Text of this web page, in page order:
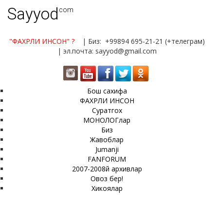
Sayyod.com
"ФАХРЛИ ИНСОН" ?
| Биз: +99894 695-21-21 (+телеграм)
| эл.почта: sayyod@gmail.com
Бош сахифа
ФАХРЛИ ИНСОН
Суратгох
МОНОЛОГлар
Биз
Жавоблар
Jumanji
FANFORUM
2007-2008й архивлар
Овоз бер!
Хикоялар